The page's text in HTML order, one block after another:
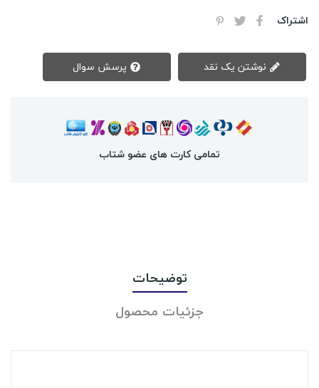
اشتراک
تمامی کارت های عضو شتاب
توضیحات
جزئیات محصول